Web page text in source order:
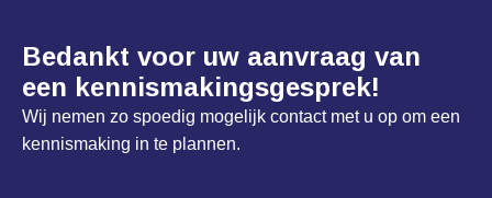
Bedankt voor uw aanvraag van
een kennismakingsgesprek!
Wij nemen zo spoedig mogelijk contact met u op om een
kennismaking in te plannen.